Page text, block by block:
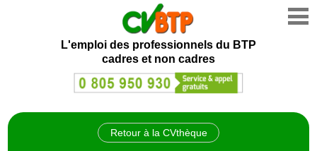
L'emploi des professionnels du BTP
cadres et non cadres
Retour à la CVthèque